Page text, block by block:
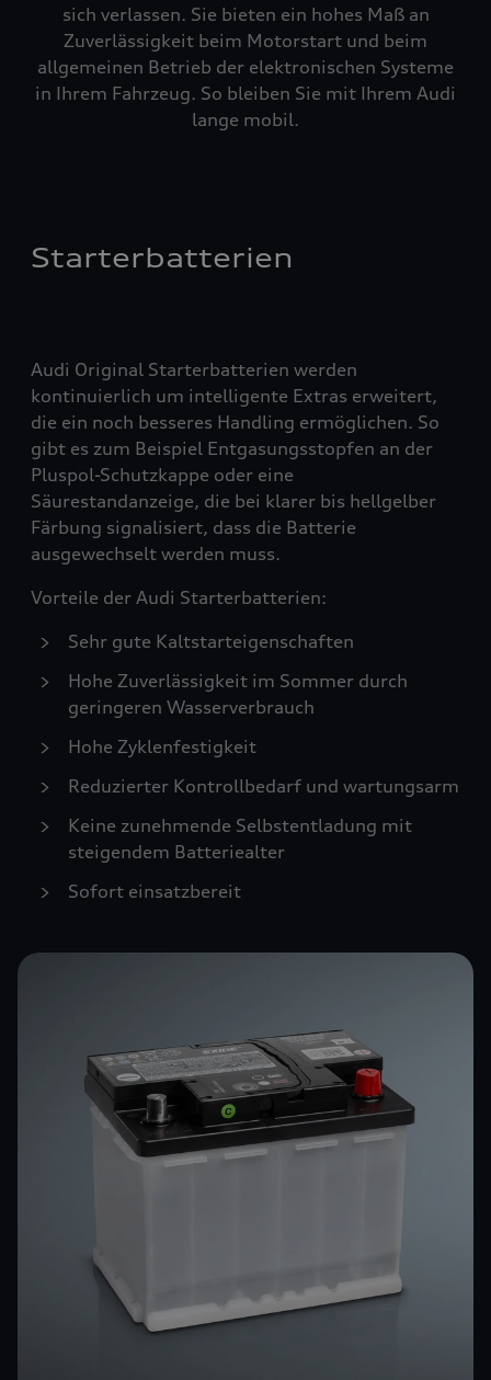
sich verlassen. Sie bieten ein hohes Maß an
Zuverlässigkeit beim Motorstart und beim
allgemeinen Betrieb der elektronischen Systeme
in Ihrem Fahrzeug. So bleiben Sie mit Ihrem Audi
lange mobil.
Starterbatterien
Audi Original Starterbatterien werden
kontinuierlich um intelligente Extras erweitert,
die ein noch besseres Handling ermöglichen. So
gibt es zum Beispiel Entgasungsstopfen an der
Pluspol-Schutzkappe oder eine
Säurestandanzeige, die bei klarer bis hellgelber
Färbung signalisiert, dass die Batterie
ausgewechselt werden muss.
Vorteile der Audi Starterbatterien:
Sehr gute Kaltstarteigenschaften
Hohe Zuverlässigkeit im Sommer durch
geringeren Wasserverbrauch
Hohe Zyklenfestigkeit
Reduzierter Kontrollbedarf und wartungsarm
Keine zunehmende Selbstentladung mit
steigendem Batteriealter
Sofort einsatzbereit